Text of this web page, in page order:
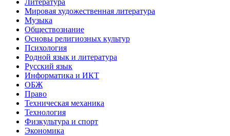
Литература
Мировая художественная литература
Музыка
Обществознание
Основы религиозных культур
Психология
Родной язык и литература
Русский язык
Информатика и ИКТ
ОБЖ
Право
Техническая механика
Технология
Физкультура и спорт
Экономика